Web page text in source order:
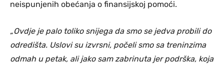
neispunjenih obećanja o finansijskoj pomoći.
„Ovdje je palo toliko snijega da smo se jedva probili do
odredišta. Uslovi su izvrsni, počeli smo sa treninzima
odmah u petak, ali jako sam zabrinuta jer podrška, koja